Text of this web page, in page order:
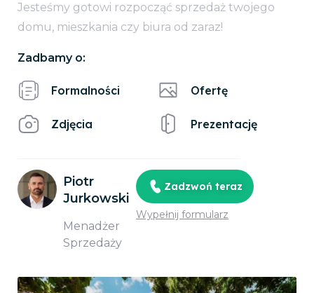
Jesteśmy gotowi rozpocząć sprzedaż twojego
domu, mieszkania czy biura od zaraz!
Zadbamy o:
Formalności
Zdjęcia
Ofertę
Prezentację
Piotr
Jurkowski
Menadżer
Sprzedaży
Zadzwoń teraz
Wypełnij formularz